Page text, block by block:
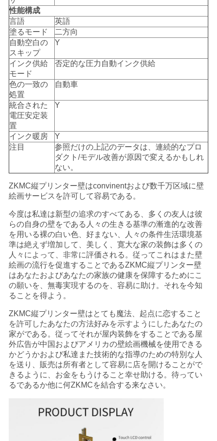
性能構成
言語
英語
塗るモード
二方向
自動空白の
スキップ
Y
インク供給
モード
否定的な圧力自動インク供給
色の一致の
処置
自動車
統合された
電圧安定装
置
Y
インク暖房
Y
注目
参照だけの上記のデータは、連続的なプロ
ダクト/モデル改善が原因で変えるかもしれ
ない。
ZKMC縦プリンター壁はconvinentおよび数千万区域に壁
絵画サービスを許可して容易である。
今度は私達は新型の追求のすべてある、多くの友人は彼
らの自身の壁をである人々の生きる基準の漸進的な改善
を用いる裸の白い色、好まない、人々の条件生活環境基
準は絶えず増加して、美しく、寛大な家の装飾は多くの
人々によって、非常に評価される。従ってこれはまた壁
絵画の流行を促進することであるZKMC縦プリンター壁
はあなたおよびあなたの家族の健康を保障するためにこ
の願いを、無毒実現するのを、容易に助け。それを今知
ることを得よう。
ZKMC縦プリンター壁はとても魔法、起点に恋すること
を許可したあなたの方法好みを示すようにしたあなたの
家がである。従ってそれが屋内装飾をすることである屋
外広告が中国およびアメリカの壁絵画機械を使用できる
かどうかおよび私達また技術的な指導のための特別な人
を送り、販売は所有者として容易に店を開けることがで
きるように、お金をもうけること幸せ助ける。待ってい
るであるか他に何ZKMCを結合する来なさい。